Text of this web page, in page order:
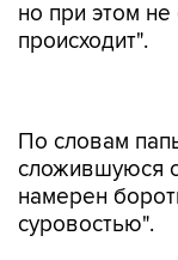
но при этом
происходит".
По словам
сложившуюся
намерен
суровостью".